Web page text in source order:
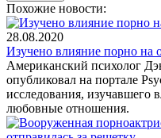
Похожие новости:
28.08.2020
Изучено влияние порно на
Американский психолог
опубликовал на портале
исследования, изучавшего
любовные отношения.